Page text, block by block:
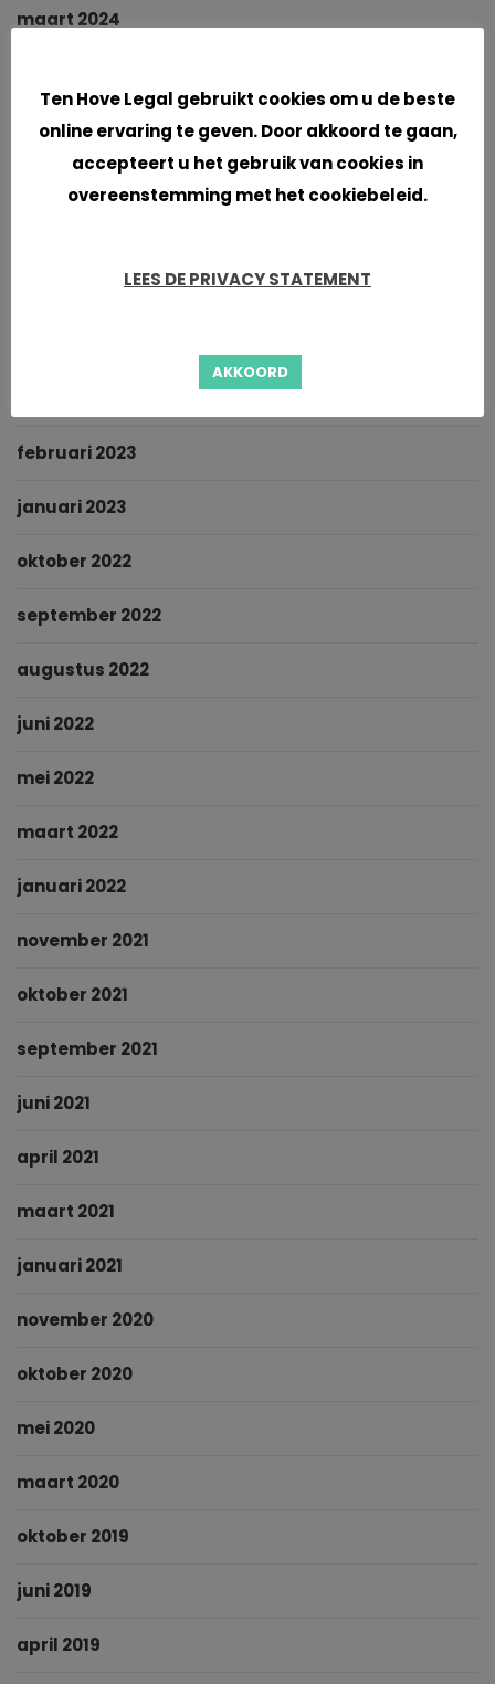
maart 2024
januari 2024
februari 2023
januari 2023
oktober 2022
september 2022
augustus 2022
juni 2022
mei 2022
maart 2022
januari 2022
november 2021
oktober 2021
september 2021
juni 2021
april 2021
maart 2021
januari 2021
november 2020
oktober 2020
mei 2020
maart 2020
oktober 2019
juni 2019
april 2019
Ten Hove Legal gebruikt cookies om u de beste
online ervaring te geven. Door akkoord te gaan,
accepteert u het gebruik van cookies in
overeenstemming met het cookiebeleid.
LEES DE PRIVACY STATEMENT
AKKOORD